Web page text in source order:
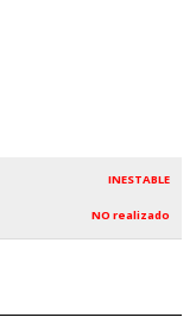
INESTABLE
NO realizado